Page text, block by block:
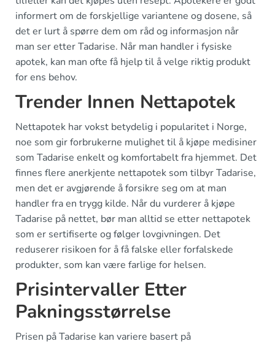
informert om de forskjellige variantene og dosene, så
det er lurt å spørre dem om råd og informasjon når
man ser etter Tadarise. Når man handler i fysiske
apotek, kan man ofte få hjelp til å velge riktig produkt
for ens behov.
Trender Innen Nettapotek
Nettapotek har vokst betydelig i popularitet i Norge,
noe som gir forbrukerne mulighet til å kjøpe medisiner
som Tadarise enkelt og komfortabelt fra hjemmet. Det
finnes flere anerkjente nettapotek som tilbyr Tadarise,
men det er avgjørende å forsikre seg om at man
handler fra en trygg kilde. Når du vurderer å kjøpe
Tadarise på nettet, bør man alltid se etter nettapotek
som er sertifiserte og følger lovgivningen. Det
reduserer risikoen for å få falske eller forfalskede
produkter, som kan være farlige for helsen.
Prisintervaller Etter
Pakningsstørrelse
Prisen på Tadarise kan variere basert på